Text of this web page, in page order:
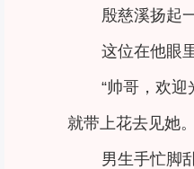
殷慈溪扬起
这位在他眼
“帅哥，欢
就带上花去见她
男生手忙脚